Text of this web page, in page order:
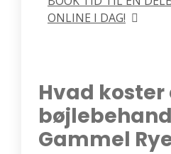
ONLINE I DAG!
Hvad koster
Gammel